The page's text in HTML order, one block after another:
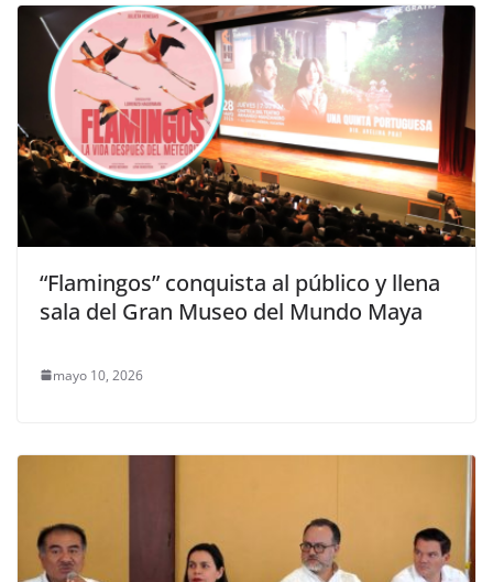
“Flamingos” conquista al público y llena
sala del Gran Museo del Mundo Maya
mayo 10, 2026